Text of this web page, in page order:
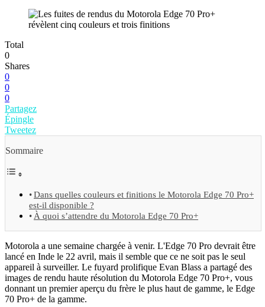
Total
0
Shares
0
0
0
Partagez
Épingle
Tweetez
Sommaire
Dans quelles couleurs et finitions le Motorola Edge 70 Pro+
est-il disponible ?
À quoi s’attendre du Motorola Edge 70 Pro+
Motorola a une semaine chargée à venir. L'Edge 70 Pro devrait être
lancé en Inde le 22 avril, mais il semble que ce ne soit pas le seul
appareil à surveiller. Le fuyard prolifique Evan Blass a partagé des
images de rendu haute résolution du Motorola Edge 70 Pro+, vous
donnant un premier aperçu du frère le plus haut de gamme, le Edge
70 Pro+ de la gamme.